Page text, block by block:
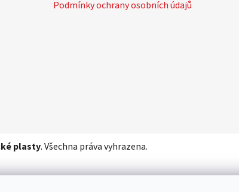
Podmínky ochrany osobních údajů
plasty. Všechna práva vyhrazena.